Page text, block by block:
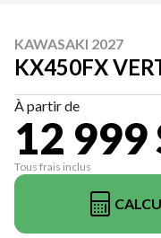
KAWASAKI 2027
KX450FX
À partir de
12 999
Tous frais inclus